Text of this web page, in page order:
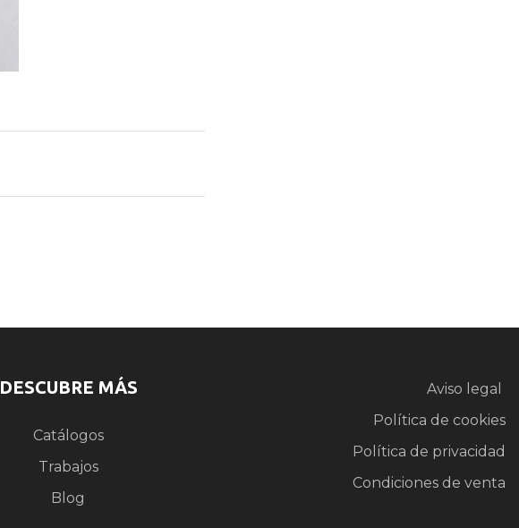
DESCUBRE MÁS
Catálogos
Trabajos
Blog
Aviso legal
Política de cookies
Política de privacidad
Condiciones de venta